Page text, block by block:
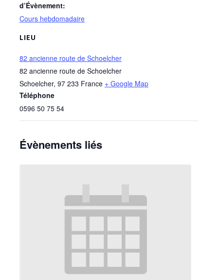
d’Évènement:
Cours hebdomadaire
LIEU
82 ancienne route de Schoelcher
82 ancienne route de Schoelcher
Schoelcher, 97 233 France + Google Map
Téléphone
0596 50 75 54
Évènements liés